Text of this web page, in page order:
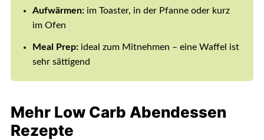
Aufwärmen:im Toaster, in der Pfanne oder kurz
im Ofen
Meal Prep:ideal zum Mitnehmen – eine Waffel ist
sehr sättigend
Mehr Low Carb Abendessen
Rezepte